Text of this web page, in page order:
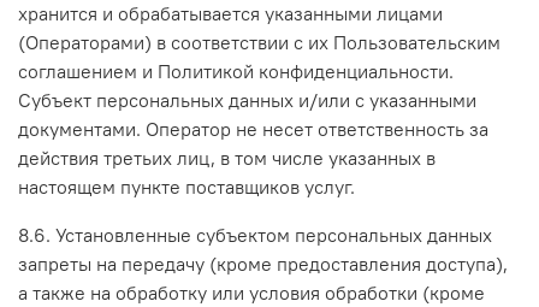
хранится и обрабатывается указанными лицами
(Операторами) в соответствии с их Пользовательским
соглашением и Политикой конфиденциальности.
Субъект персональных данных и/или с указанными
документами. Оператор не несет ответственность за
действия третьих лиц, в том числе указанных в
настоящем пункте поставщиков услуг.
8.6. Установленные субъектом персональных данных
запреты на передачу (кроме предоставления доступа),
а также на обработку или условия обработки (кроме